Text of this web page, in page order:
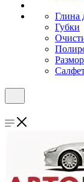
Глина
Губки